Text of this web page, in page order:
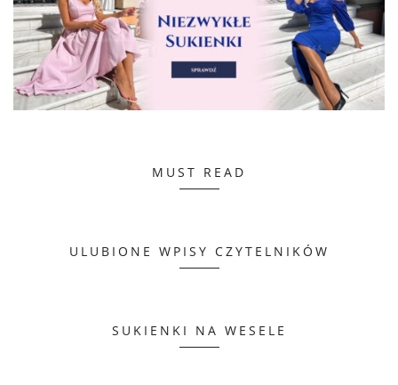
MUST READ
ULUBIONE WPISY CZYTELNIKÓW
SUKIENKI NA WESELE